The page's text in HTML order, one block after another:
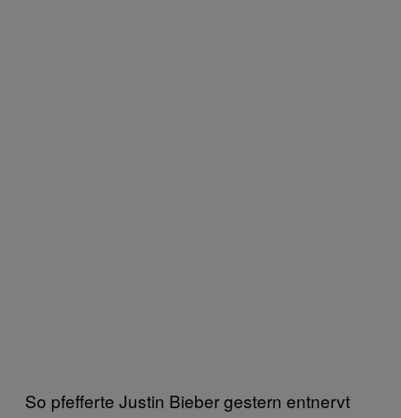
So pfefferte Justin Bieber gestern entnervt